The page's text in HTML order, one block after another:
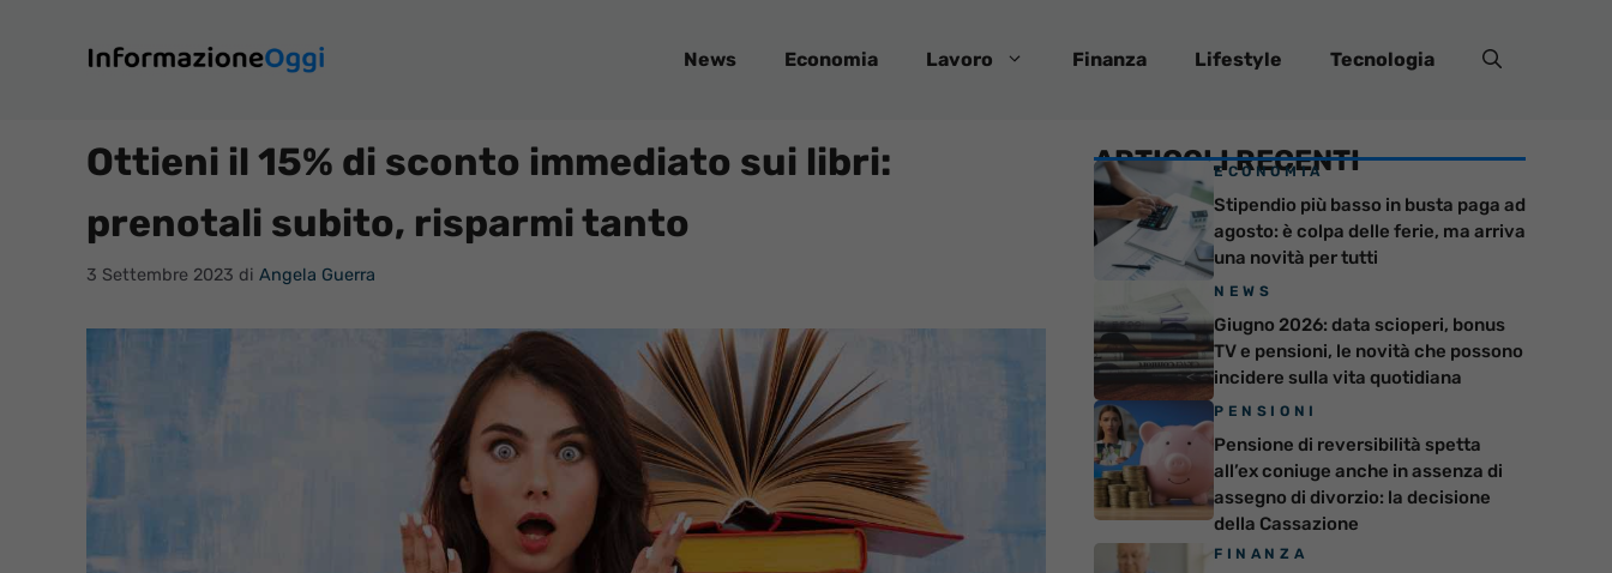
contenuto
News Economia Lavoro Finanza Lifestyle Tecnologia
Ottieni il 15% di sconto immediato sui libri:
prenotali subito, risparmi tanto
3 Settembre 2023 di Angela Guerra
ARTICOLI RECENTI
ECONOMIA
Stipendio più basso in busta paga ad
agosto: è colpa delle ferie, ma arriva
una novità per tutti
NEWS
Giugno 2026: data scioperi, bonus
TV e pensioni, le novità che possono
incidere sulla vita quotidiana
PENSIONI
Pensione di reversibilità spetta
all’ex coniuge anche in assenza di
assegno di divorzio: la decisione
della Cassazione
FINANZA